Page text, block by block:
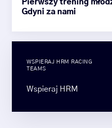
Pierwszy trening
Gdyni za nami
WSPIERAJ HRM RACING
TEAMS
Wspieraj HRM